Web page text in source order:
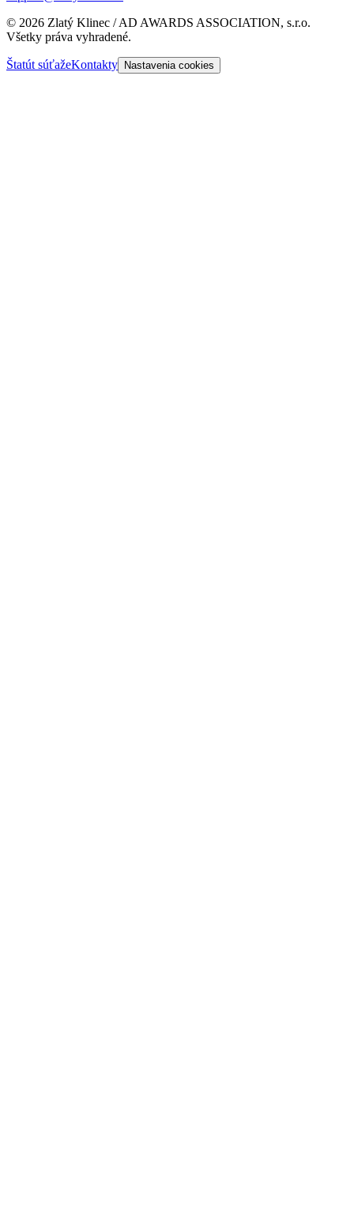
© 2026 Zlatý Klinec / AD AWARDS ASSOCIATION, s.r.o.
Všetky práva vyhradené.
Štatút súťažeKontakty Nastavenia cookies